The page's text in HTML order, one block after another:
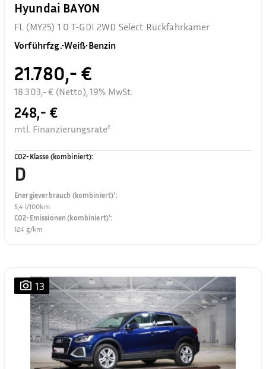
Hyundai BAYON
FL (MY25) 1.0 T-GDI 2WD Select Rückfahrkamer
Vorführfzg.•Weiß•Benzin
21.780,- €
18.303,- € (Netto), 19% MwSt.
248,- €
mtl. Finanzierungsrate²
CO2-Klasse (kombiniert):
D
Energieverbrauch (kombiniert)¹:
5,4 l/100km
CO2-Emissionen (kombiniert)¹:
124 g/km
13